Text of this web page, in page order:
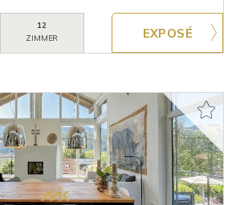
12
ZIMMER